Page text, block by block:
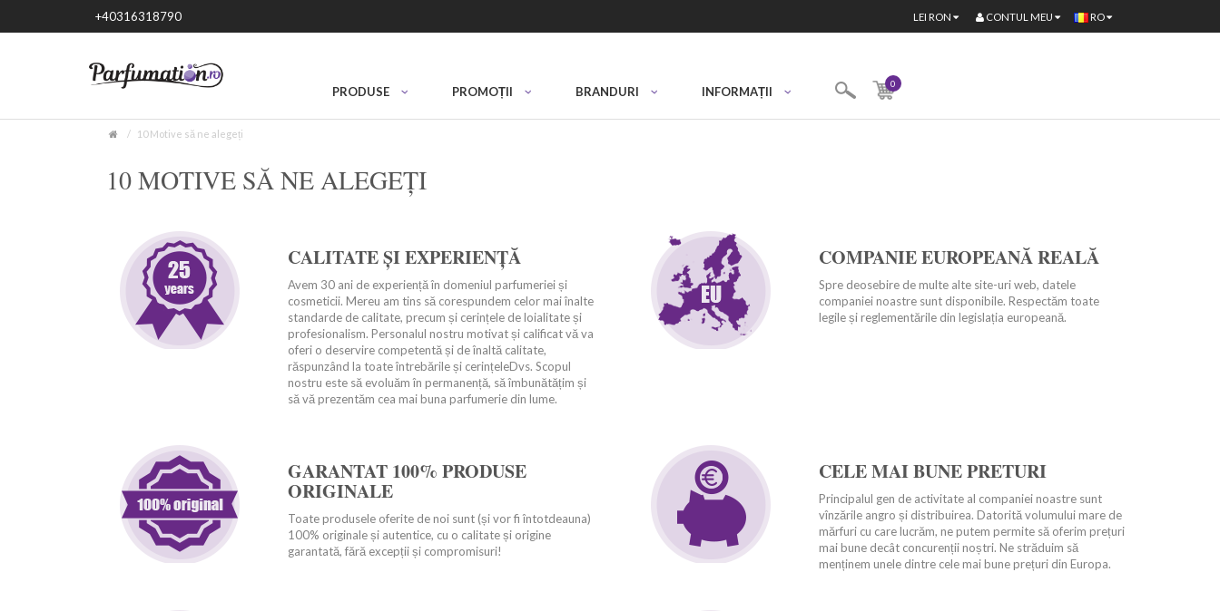
+40316318790 RO
LEI RON CONTUL MEU
PRODUSE PROMOȚII BRANDURI INFORMAȚII
0
10 Motive să ne alegeți
10 MOTIVE SĂ NE ALEGEȚI
CALITATE ȘI EXPERIENȚĂ
Avem 30 ani de experiență în domeniul parfumeriei și
cosmeticii. Mereu am tins să corespundem celor mai înalte
standarde de calitate, precum și cerințele de loialitate și
profesionalism. Personalul nostru motivat și calificat vă va
oferi o deservire competentă și de înaltă calitate,
răspunzând la toate întrebările și cerințeleDvs. Scopul
nostru este să evoluăm în permanență, să îmbunătățim și
să vă prezentăm cea mai buna parfumerie din lume.
COMPANIE EUROPEANĂ REALĂ
Spre deosebire de multe alte site-uri web, datele
companiei noastre sunt disponibile. Respectăm toate
legile și reglementările din legislația europeană.
GARANTAT 100% PRODUSE
ORIGINALE
Toate produsele oferite de noi sunt (și vor fi întotdeauna)
100% originale și autentice, cu o calitate și origine
garantată, fără excepții și compromisuri!
CELE MAI BUNE PRETURI
Principalul gen de activitate al companiei noastre sunt
vînzările angro și distribuirea. Datorită volumului mare de
mărfuri cu care lucrăm, ne putem permite să oferim prețuri
mai bune decât concurenții noștri. Ne străduim să
menținem unele dintre cele mai bune prețuri din Europa.